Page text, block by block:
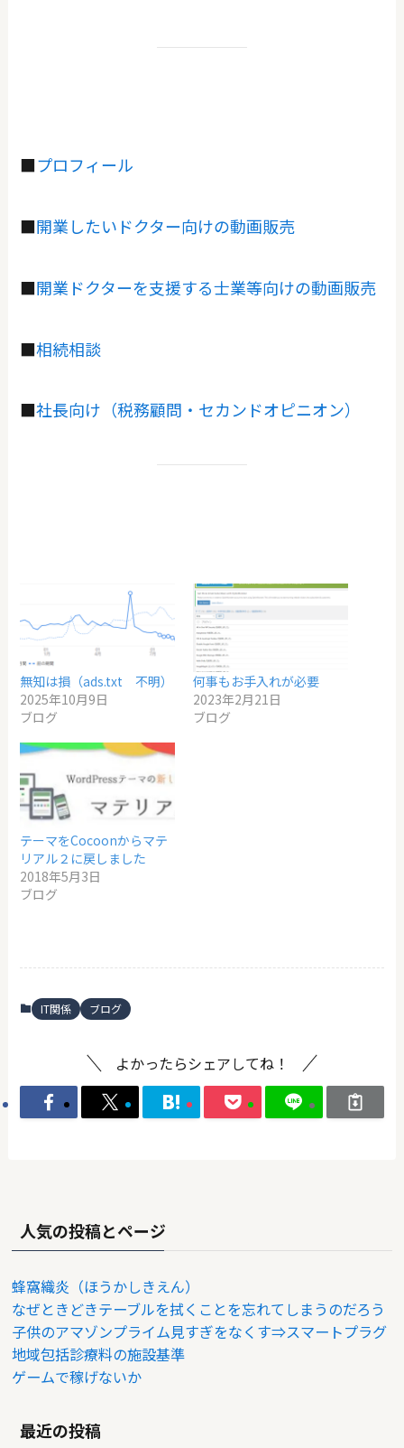
■プロフィール
■開業したいドクター向けの動画販売
■開業ドクターを支援する士業等向けの動画販売
■相続相談
■社長向け（税務顧問・セカンドオピニオン）
無知は損（ads.txt 不明）
2025年10月9日
ブログ
何事もお手入れが必要
2023年2月21日
ブログ
テーマをCocoonからマテ
リアル２に戻しました
2018年5月3日
ブログ
IT関係 ブログ
よかったらシェアしてね！
人気の投稿とページ
蜂窩織炎（ほうかしきえん）
なぜときどきテーブルを拭くことを忘れてしまうのだろう
子供のアマゾンプライム見すぎをなくす⇒スマートプラグ
地域包括診療料の施設基準
ゲームで稼げないか
最近の投稿